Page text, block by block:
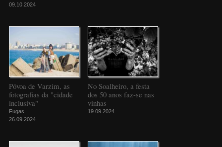
09.10.2024
Póvoa de Varzim, as
fotografias da "cidade
inclusiva"
Fugas
26.09.2024
No Soalheiro, a festa
dos 50 anos faz-se nas
vinhas
19.09.2024